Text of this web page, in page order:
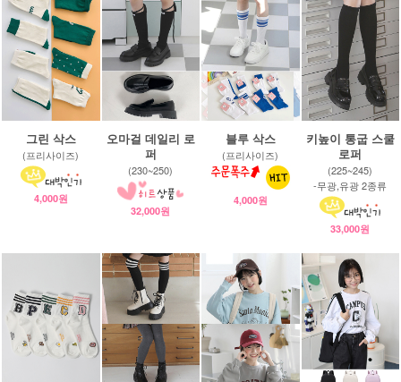
그린 삭스
(프리사이즈)
4,000원
오마걸 데일리 로
퍼
(230~250)
32,000원
블루 삭스
(프리사이즈)
4,000원
키높이 통굽 스쿨
로퍼
(225~245)
-무광,유광 2종류
33,000원